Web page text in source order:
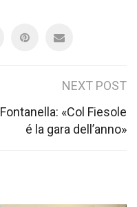
NEXT POST
Fontanella: «Col Fiesole
é la gara dell’anno»